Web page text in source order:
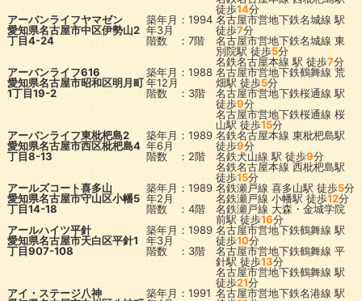
徒歩14分
アーバンライフヤマゼン
愛知県名古屋市中区伊勢山2
丁目4-24
築年月：1994
年3月
階数 ：7階
名古屋市営地下鉄名城線 駅
徒歩7分
名古屋市営地下鉄名城線 東
別院駅 徒歩5分
名鉄名古屋本線 駅 徒歩7分
アーバンライフ616
愛知県名古屋市昭和区明月町
1丁目19-2
築年月：1988
年12月
階数 ：3階
名古屋市営地下鉄鶴舞線 荒
畑駅 徒歩5分
名古屋市営地下鉄桜通線 駅
徒歩9分
名古屋市営地下鉄桜通線 桜
山駅 徒歩15分
アーバンライフ東枇杷島2
愛知県名古屋市西区枇杷島4
丁目8-13
築年月：1989
年6月
階数 ：2階
名鉄名古屋本線 東枇杷島駅
徒歩9分
名鉄犬山線 駅 徒歩9分
名鉄名古屋本線 西枇杷島駅
徒歩15分
アールズコート喜多山
愛知県名古屋市守山区小幡5
丁目14-18
築年月：1989
年2月
階数 ：4階
名鉄瀬戸線 喜多山駅 徒歩5分
名鉄瀬戸線 小幡駅 徒歩12分
名鉄瀬戸線 大森・金城学院
前駅 徒歩16分
アールハイツ平針
愛知県名古屋市天白区平針1
丁目907-108
築年月：1989
年3月
階数 ：3階
名古屋市営地下鉄鶴舞線 駅
徒歩10分
名古屋市営地下鉄鶴舞線 平
針駅 徒歩13分
名古屋市営地下鉄鶴舞線 駅
徒歩21分
アイ・ステージ八神
築年月：1991 名古屋市営地下鉄名港線 駅